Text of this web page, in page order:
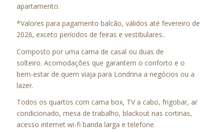
apartamento.
*Valores para pagamento balcão, válidos até fevereiro de
2026, exceto períodos de feiras e vestibulares..
Composto por uma cama de casal ou duas de
solteiro. Acomodações que garantem o conforto e o
bem-estar de quem viaja para Londrina a negócios ou a
lazer.
Todos os quartos com cama box, TV a cabo, frigobar, ar
condicionado, mesa de trabalho, blackout nas cortinas,
acesso internet wi-fi banda larga e telefone.